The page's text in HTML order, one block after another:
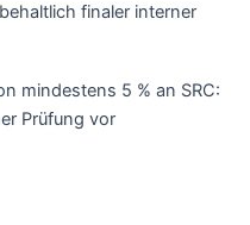
finaler interner
mindestens 5 % an SRC:
Prüfung vor